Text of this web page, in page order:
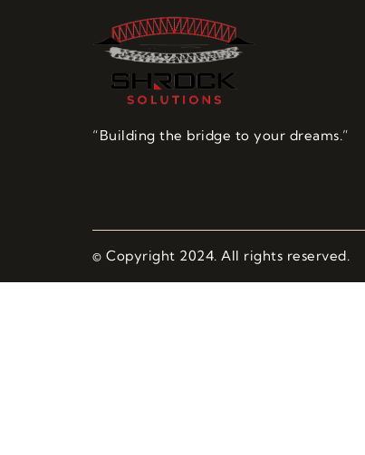
“Building the bridge to your dreams.”
© Copyright 2024. All rights reserved.